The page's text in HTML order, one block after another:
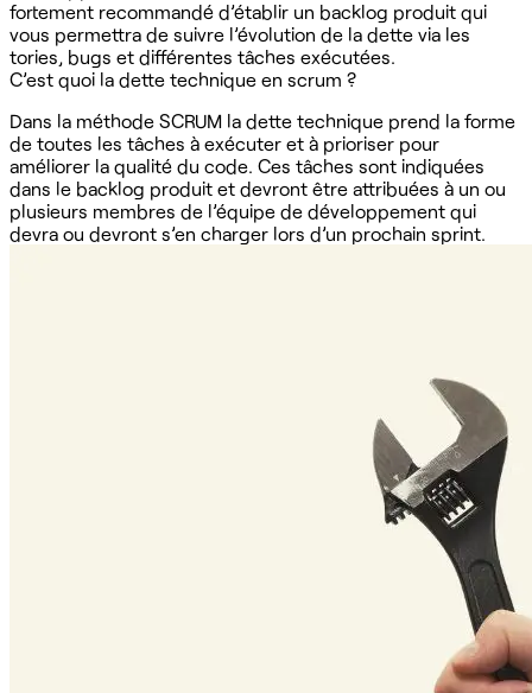
fortement recommandé d’établir un backlog produit qui
vous permettra de suivre l’évolution de la dette via les
tories, bugs et différentes tâches exécutées.
C’est quoi la dette technique en scrum ?
Dans la méthode SCRUM la dette technique prend la forme
de toutes les tâches à exécuter et à prioriser pour
améliorer la qualité du code. Ces tâches sont indiquées
dans le backlog produit et devront être attribuées à un ou
plusieurs membres de l’équipe de développement qui
devra ou devront s’en charger lors d’un prochain sprint.